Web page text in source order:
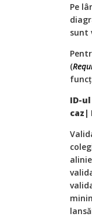
Pe
sunt
(
ID-
caz|